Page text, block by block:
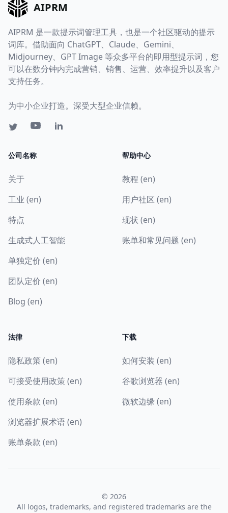
AIPRM
AIPRM 是一款提示词管理工具，也是一个社区驱动的提示
词库。借助面向 ChatGPT、Claude、Gemini、
Midjourney、GPT Image 等众多平台的即用型提示词，您
可以在数分钟内完成营销、销售、运营、效率提升以及客户
支持任务。
为中小企业打造。深受大型企业信赖。
公司名称
关于
工业 (en)
特点
生成式人工智能
单独定价 (en)
团队定价 (en)
Blog (en)
帮助中心
教程 (en)
用户社区 (en)
现状 (en)
账单和常见问题 (en)
法律
隐私政策 (en)
可接受使用政策 (en)
使用条款 (en)
浏览器扩展术语 (en)
账单条款 (en)
下载
如何安装 (en)
谷歌浏览器 (en)
微软边缘 (en)
© 2026
All logos, trademarks, and registered trademarks are the